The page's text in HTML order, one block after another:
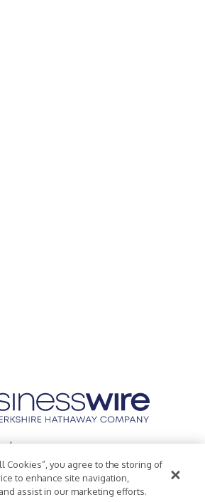
Inc.
Policy
Accessibility Statement
Cookies”, you agree to the storing of
to enhance site navigation,
assist in our marketing efforts.